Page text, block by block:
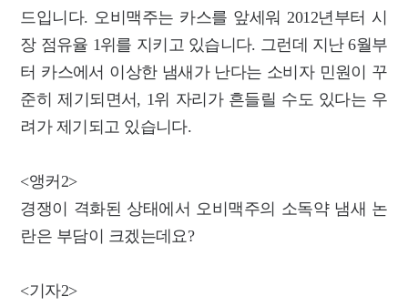
드입니다. 오비맥주는 카스를 앞세워 2012년부터 시
장 점유율 1위를 지키고 있습니다. 그런데 지난 6월부
터 카스에서 이상한 냄새가 난다는 소비자 민원이 꾸
준히 제기되면서, 1위 자리가 흔들릴 수도 있다는 우
려가 제기되고 있습니다.
<앵커2>
경쟁이 격화된 상태에서 오비맥주의 소독약 냄새 논
란은 부담이 크겠는데요?
<기자2>